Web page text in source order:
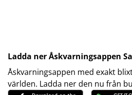
Ladda ner Åskvarningsappen
Åskvarningsappen med exakt
världen. Ladda ner den nu från